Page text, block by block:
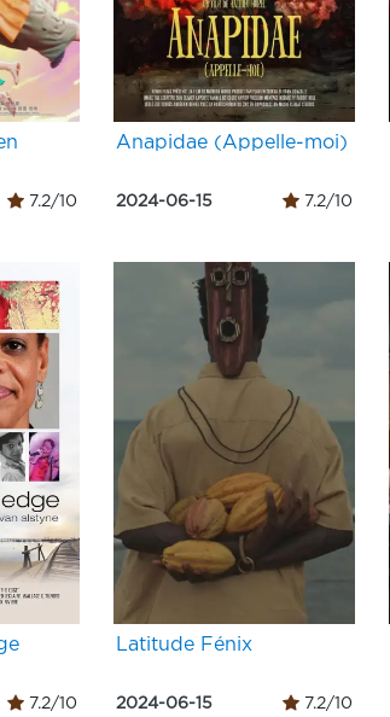
7.2/10
Anapidae (Appelle-moi)
2024-06-15 7.2/10
7.2/10
Latitude Fénix
2024-06-15 7.2/10